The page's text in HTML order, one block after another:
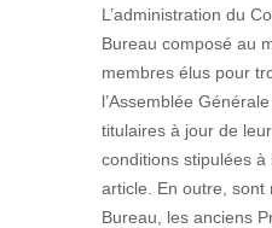
L’administration du
Bureau composé au
membres élus pour
l’Assemblée
titulaires à jour de
conditions stipulées à
article. En outre, sont
Bureau, les anciens